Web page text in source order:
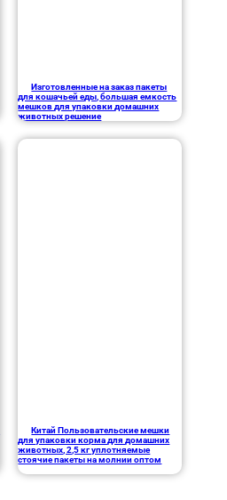
Изготовленные на заказ пакеты
для кошачьей еды, большая емкость
мешков для упаковки домашних
животных решение
Китай Пользовательские мешки
для упаковки корма для домашних
животных, 2,5 кг уплотняемые
стоячие пакеты на молнии оптом